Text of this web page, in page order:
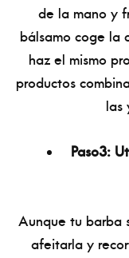
de la mano y
bálsamo coge la
haz el mismo
productos
las
Paso3:
Aunque tu barba
afeitarla y